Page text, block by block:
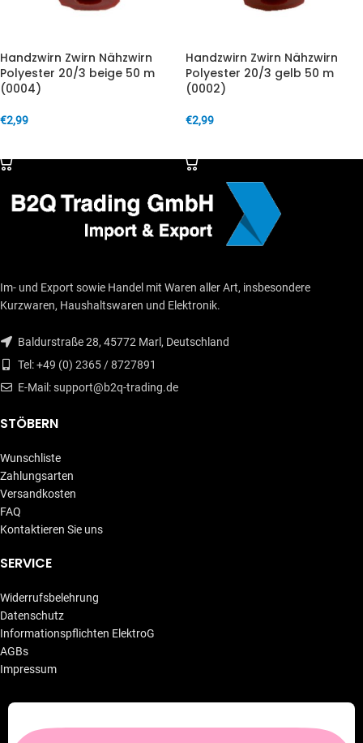
Handzwirn Zwirn Nähzwirn
Polyester 20/3 beige 50 m
(0004)
€2,99
Handzwirn Zwirn Nähzwirn
Polyester 20/3 gelb 50 m
(0002)
€2,99
Im- und Export sowie Handel mit Waren aller Art, insbesondere
Kurzwaren, Haushaltswaren und Elektronik.
Baldurstraße 28, 45772 Marl, Deutschland
Tel: +49 (0) 2365 / 8727891
E-Mail: support@b2q-trading.de
STÖBERN
Wunschliste
Zahlungsarten
Versandkosten
FAQ
Kontaktieren Sie uns
SERVICE
Widerrufsbelehrung
Datenschutz
Informationspflichten ElektroG
AGBs
Impressum